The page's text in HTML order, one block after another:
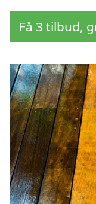
Få 3 tilbud,